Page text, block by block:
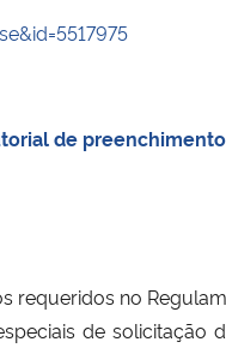
de
requeridos no
de